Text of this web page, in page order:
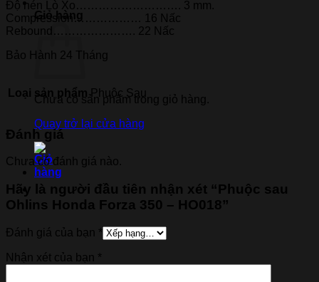
Giỏ hàng
Chưa có sản phẩm trong giỏ hàng.
Quay trở lại cửa hàng
Độ nén Lò Xo………………………. 3 mm.
Compression……………… 16 Nấc
Rebound…………………. 22 Nấc
Bảo Hành 24 Tháng
Loại sản phẩm Phuộc Sau
Đánh giá
Chưa có đánh giá nào.
Hãy là người đầu tiên nhận xét “Phuộc sau
Ohlins Honda Forza 350 – HO018”
Đánh giá của bạn *
Nhận xét của bạn *